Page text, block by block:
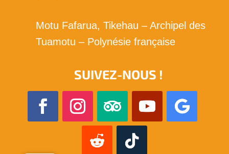
Motu Fafarua, Tikehau – Archipel des
Tuamotu – Polynésie française
SUIVEZ-NOUS !